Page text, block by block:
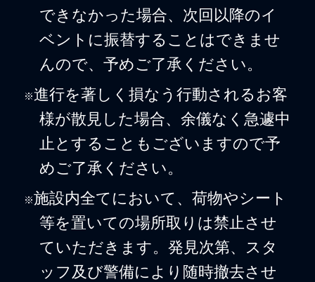
できなかった場合、次回以降のイ
ベントに振替することはできませ
んので、予めご了承ください。
※進行を著しく損なう行動されるお客
様が散見した場合、余儀なく急遽中
止とすることもございますので予
めご了承ください。
※施設内全てにおいて、荷物やシート
等を置いての場所取りは禁止させ
ていただきます。発見次第、スタ
ッフ及び警備により随時撤去させ